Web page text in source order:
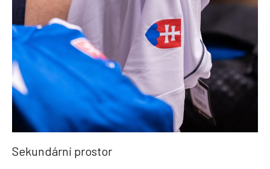
Sekundární prostor